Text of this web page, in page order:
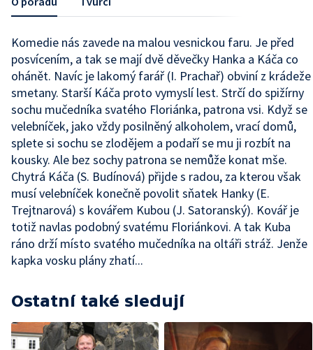
Komedie nás zavede na malou vesnickou faru. Je před
posvícením, a tak se mají dvě děvečky Hanka a Káča co
ohánět. Navíc je lakomý farář (I. Prachař) obviní z krádeže
smetany. Starší Káča proto vymyslí lest. Strčí do spižírny
sochu mučedníka svatého Floriánka, patrona vsi. Když se
velebníček, jako vždy posilněný alkoholem, vrací domů,
splete si sochu se zlodějem a podaří se mu ji rozbít na
kousky. Ale bez sochy patrona se nemůže konat mše.
Chytrá Káča (S. Budínová) přijde s radou, za kterou však
musí velebníček konečně povolit sňatek Hanky (E.
Trejtnarová) s kovářem Kubou (J. Satoranský). Kovář je
totiž navlas podobný svatému Floriánkovi. A tak Kuba
ráno drží místo svatého mučedníka na oltáři stráž. Jenže
kapka vosku plány zhatí...
Ostatní také sledují